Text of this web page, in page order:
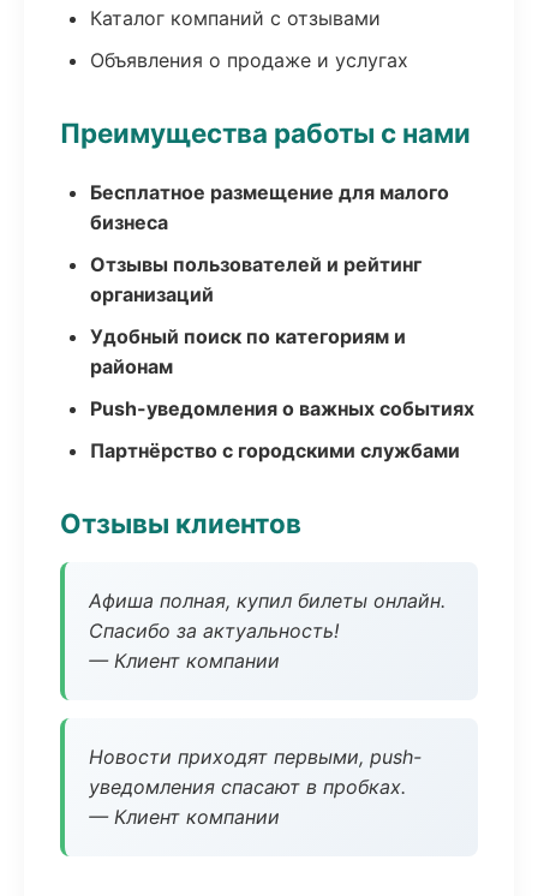
Каталог компаний с отзывами
Объявления о продаже и услугах
Преимущества работы с нами
Бесплатное размещение для малого
бизнеса
Отзывы пользователей и рейтинг
организаций
Удобный поиск по категориям и
районам
Push-уведомления о важных событиях
Партнёрство с городскими службами
Отзывы клиентов
Афиша полная, купил билеты онлайн.
Спасибо за актуальность!
— Клиент компании
Новости приходят первыми, push-
уведомления спасают в пробках.
— Клиент компании